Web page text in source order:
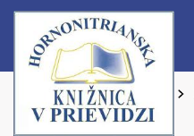
Hlavná stránka O knižnici
Objednávky